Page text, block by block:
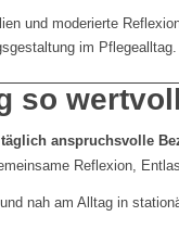
und moderierte
im Pflegealltag.
so
anspruchsvolle
Reflexion,
nah am Alltag in